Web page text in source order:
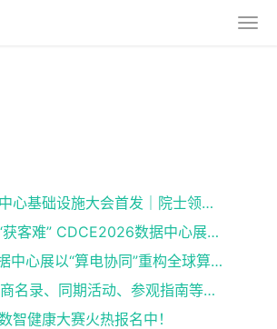
2026全球数据中心基础设施大会首发｜院士领衔，100+头部企业已确认，500人齐聚上海
破解AIDC出海“获客难” CDCE2026数据中心展以“算电协同”重构全球算力供应链
CDCE2026数据中心展以“算电协同”重构全球算力供应链
倒计时5天！展商名录、同期活动、参观指南等提前看，8.12-14上海见
智健康大赛火热报名中！